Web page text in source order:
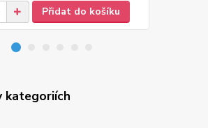
Přidat do košíku
kategoriích